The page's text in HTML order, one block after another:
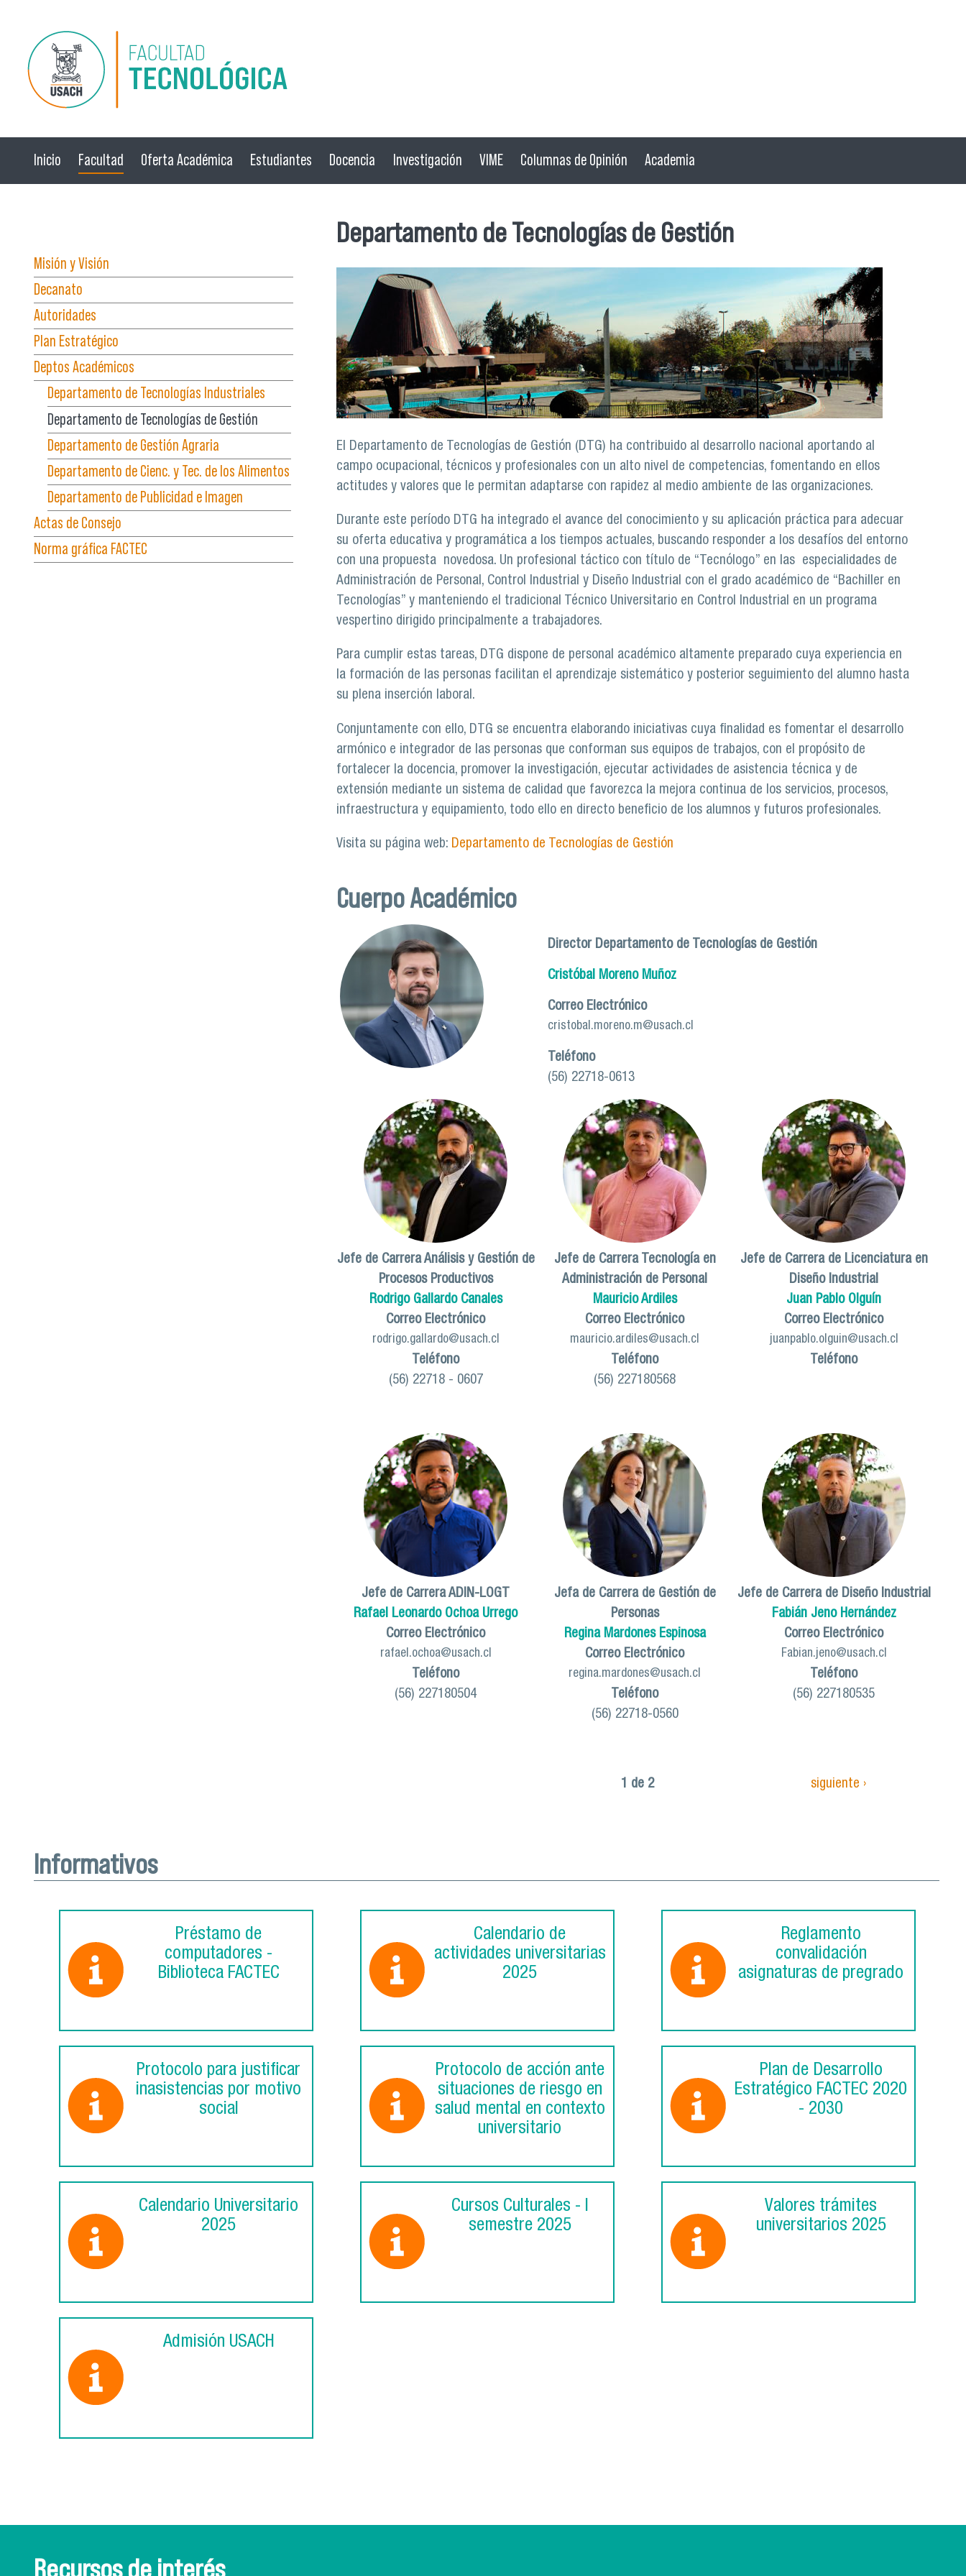
Pasar al contenido principal
Inicio Facultad Oferta Académica Estudiantes Docencia Investigación VIME Columnas de Opinión Academia
Misión y Visión
Decanato
Autoridades
Plan Estratégico
Deptos Académicos
Departamento de Tecnologías Industriales
Departamento de Tecnologías de Gestión
Departamento de Gestión Agraria
Departamento de Cienc. y Tec. de los Alimentos
Departamento de Publicidad e Imagen
Actas de Consejo
Norma gráfica FACTEC
Departamento de Tecnologías de Gestión
El Departamento de Tecnologías de Gestión (DTG) ha contribuido al desarrollo nacional aportando al
campo ocupacional, técnicos y profesionales con un alto nivel de competencias, fomentando en ellos
actitudes y valores que le permitan adaptarse con rapidez al medio ambiente de las organizaciones.
Durante este período DTG ha integrado el avance del conocimiento y su aplicación práctica para adecuar
su oferta educativa y programática a los tiempos actuales, buscando responder a los desafíos del entorno
con una propuesta novedosa. Un profesional táctico con título de “Tecnólogo” en las especialidades de
Administración de Personal, Control Industrial y Diseño Industrial con el grado académico de “Bachiller en
Tecnologías” y manteniendo el tradicional Técnico Universitario en Control Industrial en un programa
vespertino dirigido principalmente a trabajadores.
Para cumplir estas tareas, DTG dispone de personal académico altamente preparado cuya experiencia en
la formación de las personas facilitan el aprendizaje sistemático y posterior seguimiento del alumno hasta
su plena inserción laboral.
Conjuntamente con ello, DTG se encuentra elaborando iniciativas cuya finalidad es fomentar el desarrollo
armónico e integrador de las personas que conforman sus equipos de trabajos, con el propósito de
fortalecer la docencia, promover la investigación, ejecutar actividades de asistencia técnica y de
extensión mediante un sistema de calidad que favorezca la mejora continua de los servicios, procesos,
infraestructura y equipamiento, todo ello en directo beneficio de los alumnos y futuros profesionales.
Visita su página web: Departamento de Tecnologías de Gestión
Cuerpo Académico
Director Departamento de Tecnologías de Gestión
Cristóbal Moreno Muñoz
Correo Electrónico
cristobal.moreno.m@usach.cl
Teléfono
(56) 22718-0613
Jefe de Carrera Análisis y Gestión de
Procesos Productivos
Rodrigo Gallardo Canales
Correo Electrónico
rodrigo.gallardo@usach.cl
Teléfono
(56) 22718 - 0607
Jefe de Carrera Tecnología en
Administración de Personal
Mauricio Ardiles
Correo Electrónico
mauricio.ardiles@usach.cl
Teléfono
(56) 227180568
Jefe de Carrera de Licenciatura en
Diseño Industrial
Juan Pablo Olguín
Correo Electrónico
juanpablo.olguin@usach.cl
Teléfono
Jefe de Carrera ADIN-LOGT
Rafael Leonardo Ochoa Urrego
Correo Electrónico
rafael.ochoa@usach.cl
Teléfono
(56) 227180504
Jefa de Carrera de Gestión de
Personas
Regina Mardones Espinosa
Correo Electrónico
regina.mardones@usach.cl
Teléfono
(56) 22718-0560
Jefe de Carrera de Diseño Industrial
Fabián Jeno Hernández
Correo Electrónico
Fabian.jeno@usach.cl
Teléfono
(56) 227180535
1 de 2 siguiente ›
Informativos
Préstamo de
computadores -
Biblioteca FACTEC
Calendario de
actividades universitarias
2025
Reglamento
convalidación
asignaturas de pregrado
Protocolo para justificar
inasistencias por motivo
social
Protocolo de acción ante
situaciones de riesgo en
salud mental en contexto
universitario
Plan de Desarrollo
Estratégico FACTEC 2020
- 2030
Calendario Universitario
2025
Cursos Culturales - I
semestre 2025
Valores trámites
universitarios 2025
Admisión USACH
Recursos de interés